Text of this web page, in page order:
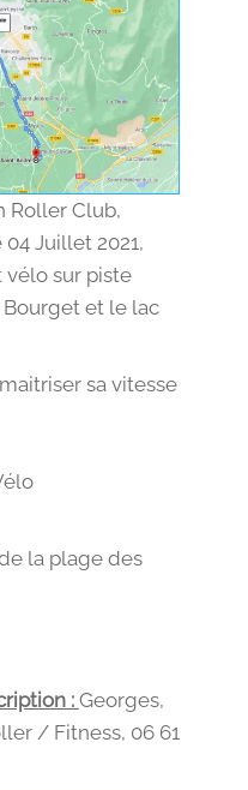
Roller Club,
Juillet 2021,
sur piste
et le lac
sa vitesse
la plage des
:Georges,
/ Fitness, 06 61